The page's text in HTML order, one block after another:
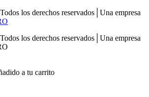
los derechos reservados│Una empresa
los derechos reservados│Una empresa
a tu carrito